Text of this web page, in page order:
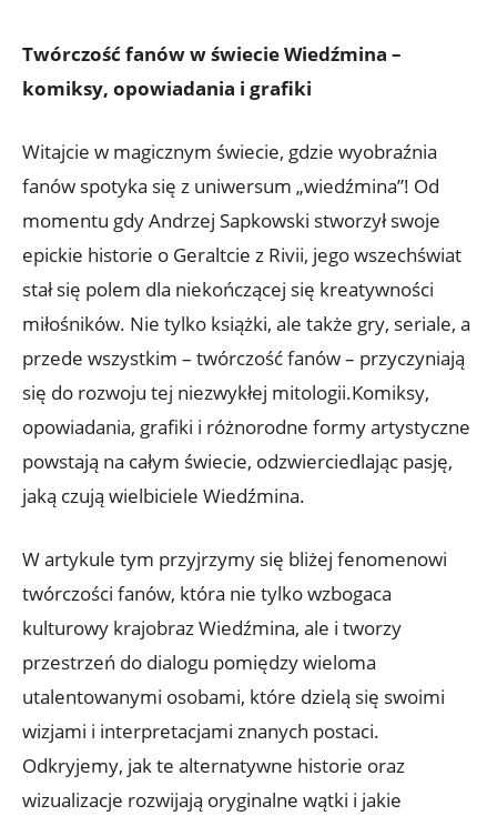
Twórczość fanów w świecie Wiedźmina –
komiksy, opowiadania i grafiki
Witajcie w magicznym świecie, gdzie wyobraźnia
fanów spotyka się z uniwersum „wiedźmina”! Od
momentu gdy Andrzej Sapkowski stworzył swoje
epickie historie o Geraltcie z Rivii, jego wszechświat
stał się polem dla niekończącej się kreatywności
miłośników. Nie tylko książki, ale także gry, seriale, a
przede wszystkim – twórczość fanów – przyczyniają
się do rozwoju tej niezwykłej mitologii.Komiksy,
opowiadania, grafiki i różnorodne formy artystyczne
powstają na całym świecie, odzwierciedlając pasję,
jaką czują wielbiciele Wiedźmina.
W artykule tym przyjrzymy się bliżej fenomenowi
twórczości fanów, która nie tylko wzbogaca
kulturowy krajobraz Wiedźmina, ale i tworzy
przestrzeń do dialogu pomiędzy wieloma
utalentowanymi osobami, które dzielą się swoimi
wizjami i interpretacjami znanych postaci.
Odkryjemy, jak te alternatywne historie oraz
wizualizacje rozwijają oryginalne wątki i jakie